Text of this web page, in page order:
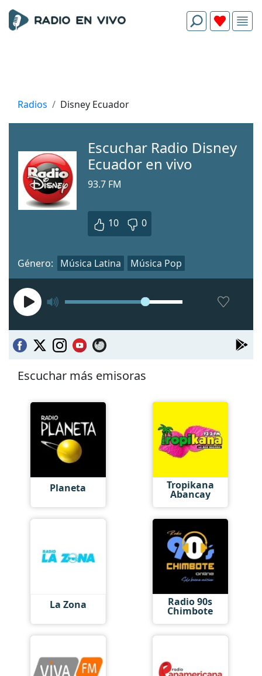
Radios Disney Ecuador
Escuchar Radio Disney
Ecuador en vivo
93.7 FM
10 0
Género: Música Latina Música Pop
Escuchar más emisoras
Planeta Tropikana
Abancay
La Zona Radio 90s
Chimbote